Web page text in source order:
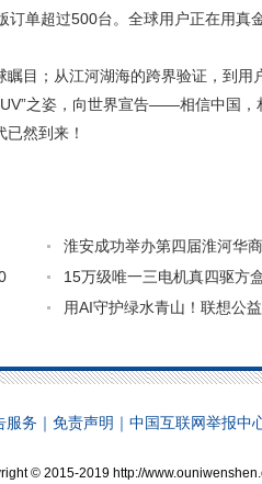
单超过500台。全球用户正在用真
目；从江河湖海的跨界验证，到用
之姿，向世界宣告——相信中国，
然到来！
淮安成功举办第四届淮河华
15万级唯一三电机真四驱方
用AI守护绿水青山！联想公
服务 ｜ 免责声明 ｜ 中国互联网举报中
© 2015-2019 http://